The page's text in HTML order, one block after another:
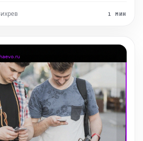
мощностью 800 Вт, емкий1 МИН